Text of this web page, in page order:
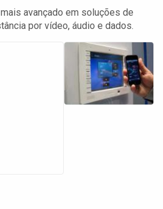
avançado em soluções de
por vídeo, áudio e dados.